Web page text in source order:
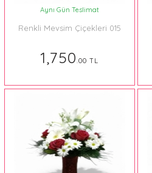
Aynı Gün Teslimat
Renkli Mevsim Çiçekleri 015
1,750.00 TL